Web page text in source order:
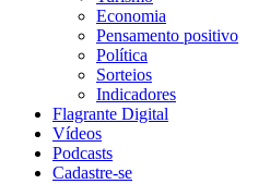
Economia
Pensamento positivo
Política
Sorteios
Indicadores
Flagrante Digital
Vídeos
Podcasts
Cadastre-se